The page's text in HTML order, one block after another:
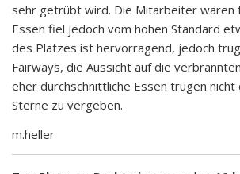
sehr getrübt wird. Die Mitarbeiter waren
Essen fiel jedoch vom hohen Standard
des Platzes ist hervorragend, jedoch
Fairways, die Aussicht auf die
eher durchschnittliche Essen trugen nicht
Sterne zu vergeben.
m.heller